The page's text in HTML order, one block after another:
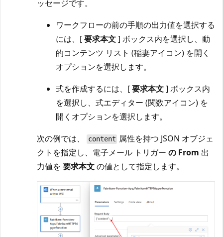
ッセージです。
ワークフローの前の手順の出力値を選択する
には、[要求本文] ボックス内を選択し、動
的コンテンツ リスト (稲妻アイコン) を開く
オプションを選択します。
式を作成するには、[要求本文] ボックス内
を選択し、式エディター (関数アイコン) を
開くオプションを選択します。
次の例では、
content 属性を持つ JSON オブジェ
クトを指定し、電子メール トリガー の From 出
力値を 要求本文の値として指定します。